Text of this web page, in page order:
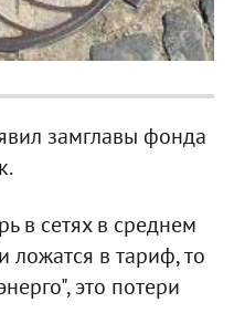
замглавы фонда
в сетях в среднем
ложатся в тариф, то
это потери